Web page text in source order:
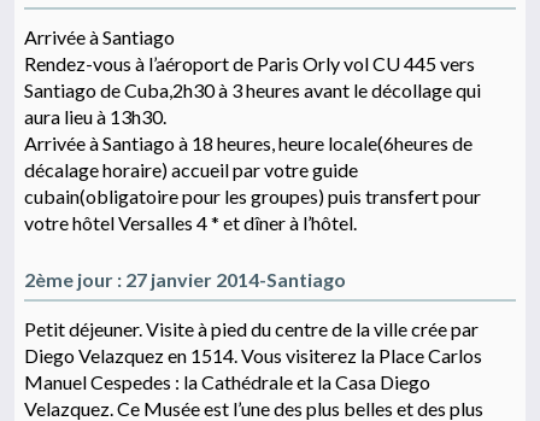
Arrivée à Santiago
Rendez-vous à l’aéroport de Paris Orly vol CU 445 vers
Santiago de Cuba,2h30 à 3 heures avant le décollage qui
aura lieu à 13h30.
Arrivée à Santiago à 18 heures, heure locale(6heures de
décalage horaire) accueil par votre guide
cubain(obligatoire pour les groupes) puis transfert pour
votre hôtel Versalles 4 * et dîner à l’hôtel.
2ème jour : 27 janvier 2014-Santiago
Petit déjeuner. Visite à pied du centre de la ville crée par
Diego Velazquez en 1514. Vous visiterez la Place Carlos
Manuel Cespedes : la Cathédrale et la Casa Diego
Velazquez. Ce Musée est l’une des plus belles et des plus